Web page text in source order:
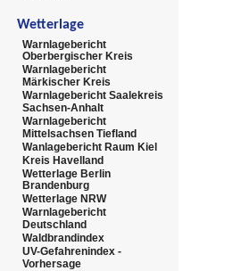
Wetterlage
Warnlagebericht
Oberbergischer Kreis
Warnlagebericht
Märkischer Kreis
Warnlagebericht Saalekreis
Sachsen-Anhalt
Warnlagebericht
Mittelsachsen Tiefland
Wanlagebericht Raum Kiel
Kreis Havelland
Wetterlage Berlin
Brandenburg
Wetterlage NRW
Warnlagebericht
Deutschland
Waldbrandindex
UV-Gefahrenindex -
Vorhersage